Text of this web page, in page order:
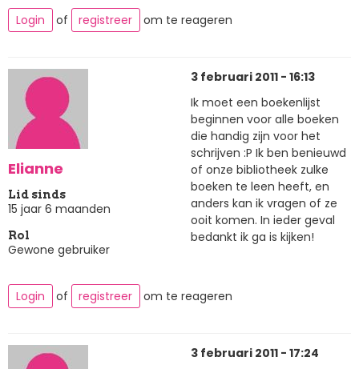
Login
of registreer om te reageren
Elianne
Lid sinds
15 jaar 6 maanden
Rol
Gewone gebruiker
3 februari 2011 - 16:13
Ik moet een boekenlijst
beginnen voor alle boeken
die handig zijn voor het
schrijven :P Ik ben benieuwd
of onze bibliotheek zulke
boeken te leen heeft, en
anders kan ik vragen of ze
ooit komen. In ieder geval
bedankt ik ga is kijken!
Login of registreer om te reageren
3 februari 2011 - 17:24